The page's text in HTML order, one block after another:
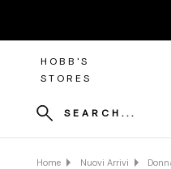
HOBB'S
STORES
SEARCH...
Home Nuovi Arrivi